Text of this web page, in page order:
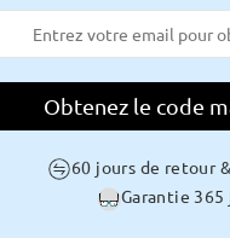
Métal ,Tr
conseillons aux
Obtenez le code
60 jours de retour
Garantie 365